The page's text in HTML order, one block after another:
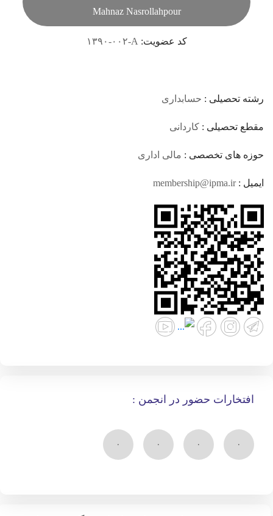
Mahnaz Nasrollahpour
کد عضویت:۱۳۹۰-۰۰۲-A
رشته تحصیلی : حسابداری
مقطع تحصیلی : کاردانی
حوزه های تخصصی : مالی اداری
ایمیل : membership@ipma.ir
افتخارات حضور در انجمن :